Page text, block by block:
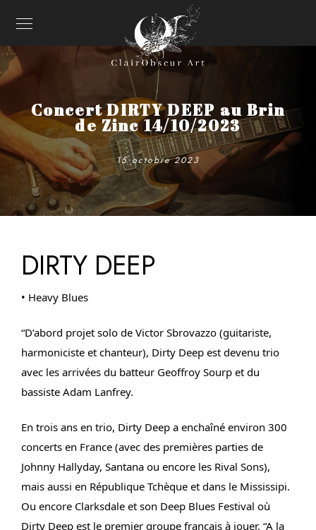
Concert DIRTY DEEP au Brin
de Zinc 14/10/2023
15 octobre 2023
DIRTY DEEP
• Heavy Blues
“D’abord projet solo de Victor Sbrovazzo (guitariste,
harmoniciste et chanteur), Dirty Deep est devenu trio
avec les arrivées du batteur Geoffroy Sourp et du
bassiste Adam Lanfrey.
En trois ans en trio, Dirty Deep a enchaîné environ 300
concerts en France (avec des premières parties de
Johnny Hallyday, Santana ou encore les Rival Sons),
mais aussi en République Tchèque et dans le Mississipi.
Ou encore Clarksdale et son Deep Blues Festival où
Dirty Deep est le premier groupe français à jouer. “A la